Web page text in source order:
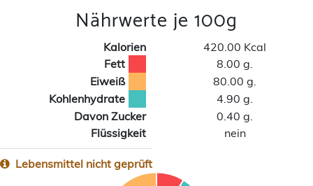
Nährwerte je 100g
Kalorien
420.00 Kcal
Fett
8.00 g.
Eiweiß
80.00 g.
Kohlenhydrate
4.90 g.
Davon Zucker
0.40 g.
Flüssigkeit
nein
Lebensmittel nicht geprüft